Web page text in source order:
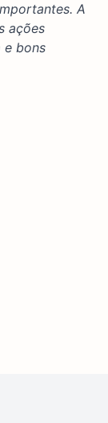
A
ações
e bons